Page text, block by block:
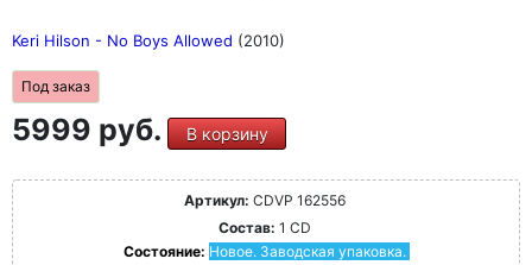
Keri Hilson - No Boys Allowed (2010)
Под заказ
5999 руб. В корзину
Артикул: CDVP 162556
Состав: 1 CD
Состояние: Новое. Заводская упаковка.